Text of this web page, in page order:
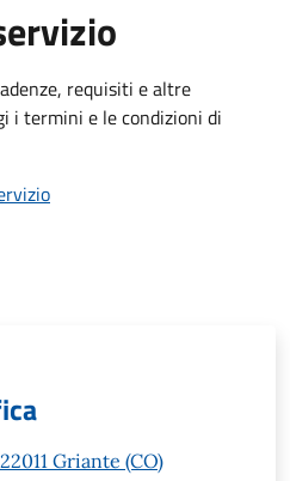
requisiti e altre
i termini e le condizioni di
Griante (CO)